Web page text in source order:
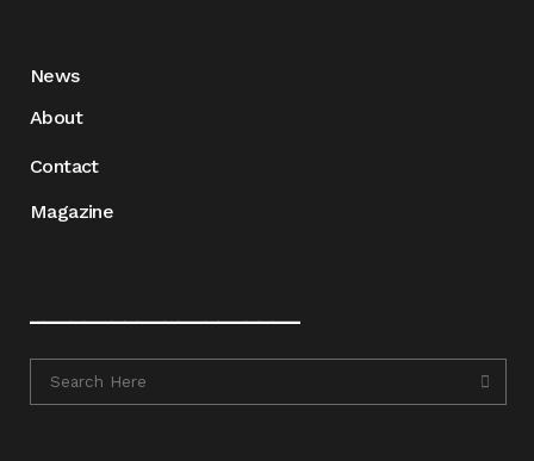
News
About
Contact
Magazine